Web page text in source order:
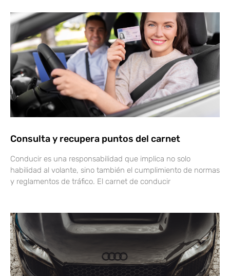
Consulta y recupera puntos del carnet
Conducir es una responsabilidad que implica no solo
habilidad al volante, sino también el cumplimiento de normas
y reglamentos de tráfico. El carnet de conducir